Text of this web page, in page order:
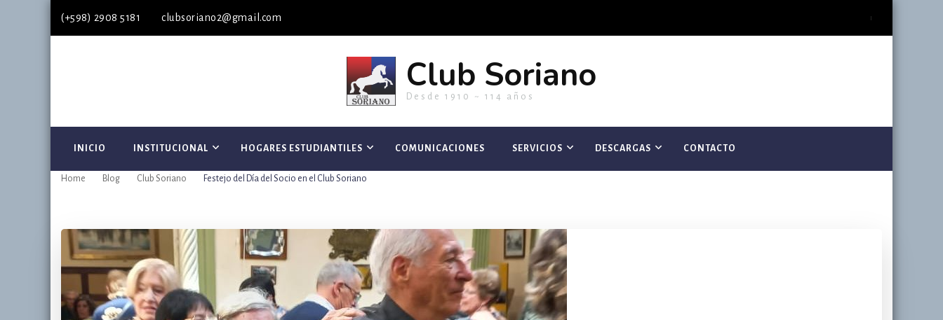
(+598) 2908 5181 clubsoriano2@gmail.com
Club Soriano
Desde 1910 ~ 114 años
INICIO INSTITUCIONAL HOGARES ESTUDIANTILES COMUNICACIONES SERVICIOS DESCARGAS CONTACTO
Home Blog Club Soriano Festejo del Día del Socio en el Club Soriano